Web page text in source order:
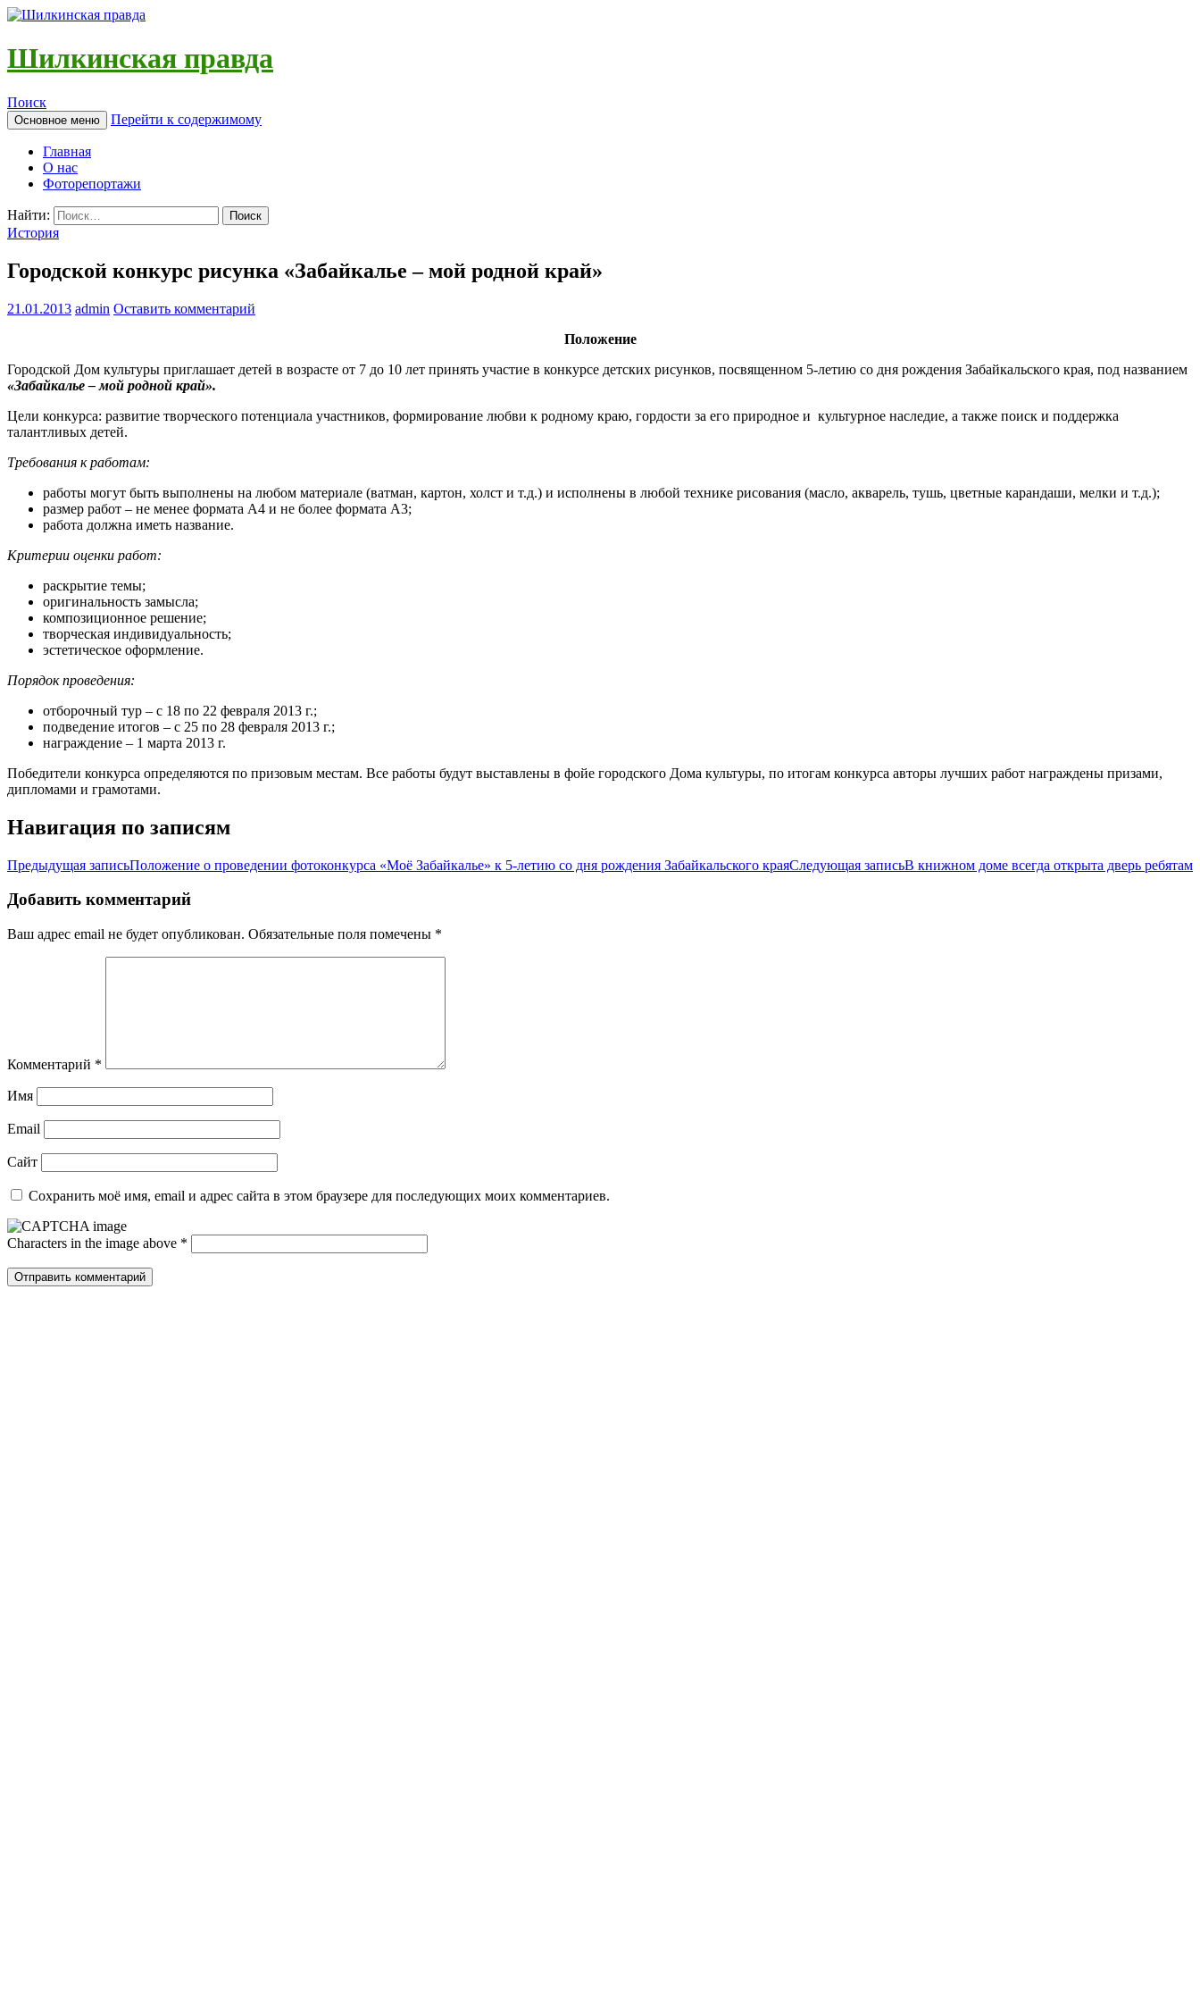
Шилкинская правда
Поиск
Основное меню Перейти к содержимому
Главная
О нас
Фоторепортажи
Найти:
История
Городской конкурс рисунка «Забайкалье – мой родной край»
21.01.2013 admin Оставить комментарий
Положение
Городской Дом культуры приглашает детей в возрасте от 7 до 10 лет принять участие в конкурсе детских рисунков, посвященном 5-летию со дня рождения Забайкальского края, под названием
«Забайкалье – мой родной край».
Цели конкурса: развитие творческого потенциала участников, формирование любви к родному краю, гордости за его природное и культурное наследие, а также поиск и поддержка
талантливых детей.
Требования к работам:
работы могут быть выполнены на любом материале (ватман, картон, холст и т.д.) и исполнены в любой технике рисования (масло, акварель, тушь, цветные карандаши, мелки и т.д.);
размер работ – не менее формата А4 и не более формата А3;
работа должна иметь название.
Критерии оценки работ:
раскрытие темы;
оригинальность замысла;
композиционное решение;
творческая индивидуальность;
эстетическое оформление.
Порядок проведения:
отборочный тур – с 18 по 22 февраля 2013 г.;
подведение итогов – с 25 по 28 февраля 2013 г.;
награждение – 1 марта 2013 г.
Победители конкурса определяются по призовым местам. Все работы будут выставлены в фойе городского Дома культуры, по итогам конкурса авторы лучших работ награждены призами,
дипломами и грамотами.
Навигация по записям
Предыдущая записьПоложение о проведении фотоконкурса «Моё Забайкалье» к 5-летию со дня рождения Забайкальского краяСледующая записьВ книжном доме всегда открыта дверь ребятам
Добавить комментарий
Ваш адрес email не будет опубликован. Обязательные поля помечены *
Комментарий *
Имя
Email
Сайт
Сохранить моё имя, email и адрес сайта в этом браузере для последующих моих комментариев.
Characters in the image above *